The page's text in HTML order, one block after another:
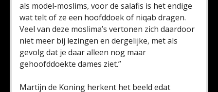
als model-moslims, voor de salafis is het endige
wat telt of ze een hoofddoek of niqab dragen.
Veel van deze moslima’s vertonen zich daardoor
niet meer bij lezingen en dergelijke, met als
gevolg dat je daar alleen nog maar
gehoofddoekte dames ziet.”
Martijn de Koning herkent het beeld edat